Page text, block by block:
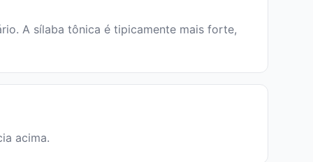
A sílaba tônica é tipicamente mais forte,
acima.